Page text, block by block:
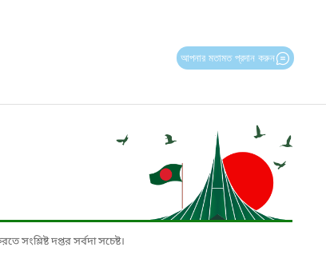
আপনার মতামত প্রদান করুন
সংশ্লিষ্ট দপ্তর সর্বদা সচেষ্ট।